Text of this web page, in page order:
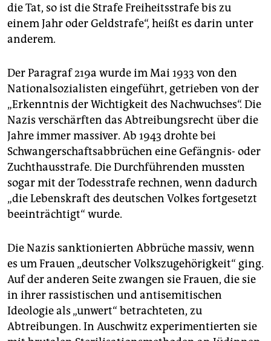
die Tat, so ist die Strafe Freiheitsstrafe bis zu
einem Jahr oder Geldstrafe“, heißt es darin unter
anderem.
Der Paragraf 219a wurde im Mai 1933 von den
Nationalsozialisten eingeführt, getrieben von der
„Erkenntnis der Wichtigkeit des Nachwuchses“. Die
Nazis verschärften das Abtreibungsrecht über die
Jahre immer massiver. Ab 1943 drohte bei
Schwangerschaftsabbrüchen eine Gefängnis- oder
Zuchthausstrafe. Die Durchführenden mussten
sogar mit der Todesstrafe rechnen, wenn dadurch
„die Lebenskraft des deutschen Volkes fortgesetzt
beeinträchtigt“ wurde.
Die Nazis sanktionierten Abbrüche massiv, wenn
es um Frauen „deutscher Volkszugehörigkeit“ ging.
Auf der anderen Seite zwangen sie Frauen, die sie
in ihrer rassistischen und antisemitischen
Ideologie als „unwert“ betrachteten, zu
Abtreibungen. In ­Auschwitz experimentierten sie